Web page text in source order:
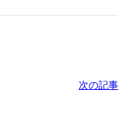
次の記事